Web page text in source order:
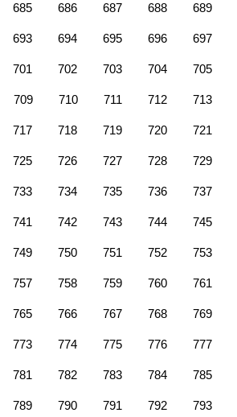
685 686 687 688 689
693 694 695 696 697
701 702 703 704 705
709 710 711 712 713
717 718 719 720 721
725 726 727 728 729
733 734 735 736 737
741 742 743 744 745
749 750 751 752 753
757 758 759 760 761
765 766 767 768 769
773 774 775 776 777
781 782 783 784 785
789 790 791 792 793